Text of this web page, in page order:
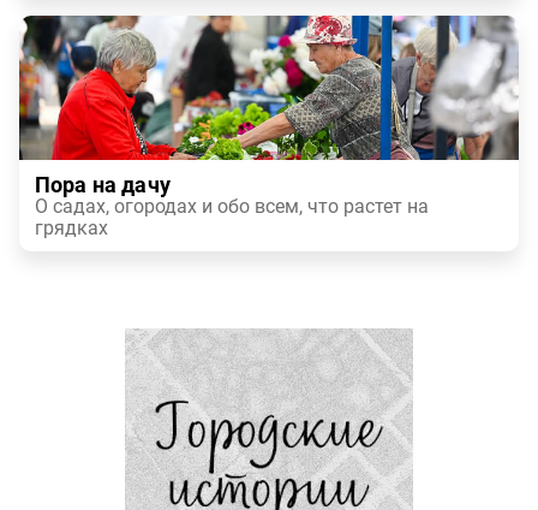
Пора на дачу
О садах, огородах и обо всем, что растет на
грядках